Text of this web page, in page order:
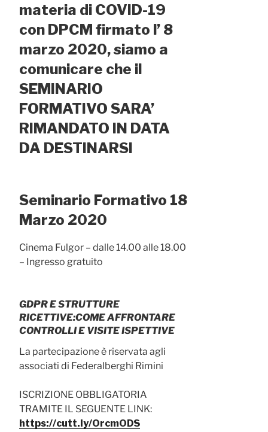
materia di COVID-19
con DPCM firmato l’ 8
marzo 2020, siamo a
comunicare che il
SEMINARIO
FORMATIVO SARA’
RIMANDATO IN DATA
DA DESTINARSI
Seminario Formativo 18
Marzo 2020
Cinema Fulgor – dalle 14.00 alle 18.00
– Ingresso gratuito
GDPR E STRUTTURE
RICETTIVE:COME AFFRONTARE
CONTROLLI E VISITE ISPETTIVE
La partecipazione è riservata agli
associati di Federalberghi Rimini
ISCRIZIONE OBBLIGATORIA
TRAMITE IL SEGUENTE LINK:
https://cutt.ly/OrcmODS